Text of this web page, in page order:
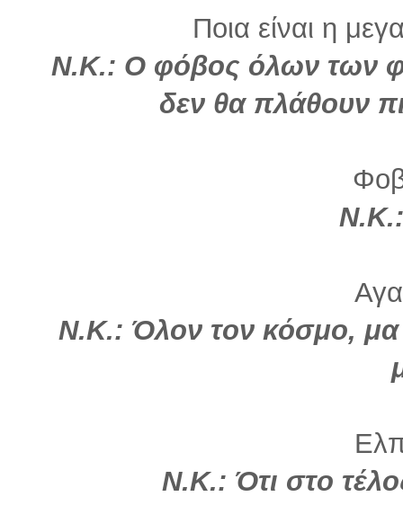
Ποια είναι η
Ν.Κ.: Ο φόβος όλων των
δεν θα πλάθουν
Ν.Κ.: Όλον τον κόσμο,
Ν.Κ.: Ότι στο